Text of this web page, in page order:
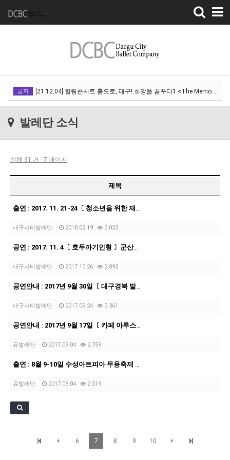
Toggle
navigation
공지 [21.12.04] 힐링콘서트 춤으로, 대구! 희망을 꿈꾸다1 <The Memory of …
[21.11.13] 호두까기인형 아양아트센터
발레단 소식
전체 91 건 - 7 페이지
제목
출연 : 2017. 11. 21-24〔 청소년을 위한 재미있는 오케스트라 〕
대구시티발레단 2018.02.19 3,023
공연 : 2017. 11. 4〔 호두까기인형 〕군산예술의전당
대구시티발레단 2017.10.26 2,895
공연안내 : 2017년 9월 30일〔 대구경북 발레페스티벌 〕봉산문화회관
대구시티발레단 2017.09.24 3,361
공연안내 : 2017년 9월 17일〔 카페 아루스 〕대구오페라하우스
뮤발레단 2017.09.04 2,759
출연 : 8월 9-10일 수성아트피아 무용축제 중견작가전
뮤발레단 2017.08.04 2,519
6 7 8 9 10